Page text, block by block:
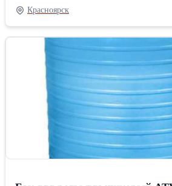
пищевых, жидких, вязких,
штучных, спиртосодержащих продуктов
Изготовлены методом ротационного
экструзионного раздува. Выполнены из
химически-стойкого
полиэтилена средней и высокой плотности.
инспекционной крышкой большого
клапаном ( предохраняет воду от
комплектации в нижней части - штуцер
верхней части - штуцер 1" и
Может использоваться как
(коттедж, на производство), бак для дачи,
(сертификат соответствия, декларация
Красноярск